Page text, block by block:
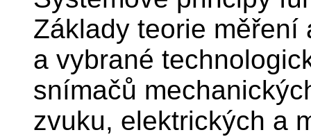
Základy teorie
a vybrané
snímačů
zvuku, elektrických a